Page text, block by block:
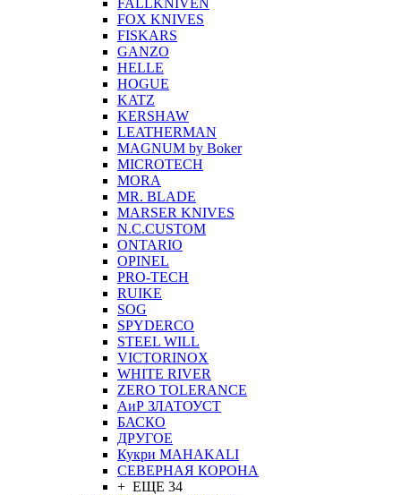
FALLKNIVEN
FOX KNIVES
FISKARS
GANZO
HELLE
HOGUE
KATZ
KERSHAW
LEATHERMAN
MAGNUM by Boker
MICROTECH
MORA
MR. BLADE
MARSER KNIVES
N.C.CUSTOM
ONTARIO
OPINEL
PRO-TECH
RUIKE
SOG
SPYDERCO
STEEL WILL
VICTORINOX
WHITE RIVER
ZERO TOLERANCE
АиР ЗЛАТОУСТ
БАСКО
ДРУГОЕ
Кукри MAHAKALI
СЕВЕРНАЯ КОРОНА
+ ЕЩЕ 34